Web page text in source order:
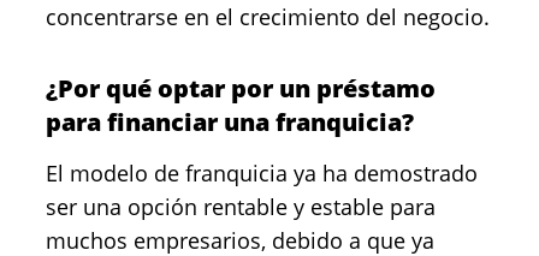
concentrarse en el crecimiento del negocio.
¿Por qué optar por un préstamo
para financiar una franquicia?
El modelo de franquicia ya ha demostrado
ser una opción rentable y estable para
muchos empresarios, debido a que ya